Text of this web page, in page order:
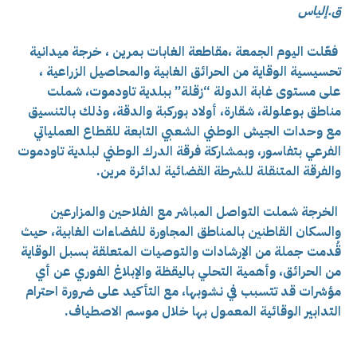
ق.إلياس
فعّلت اليوم الجمعة ،مقاطعة الغابات بمرين ، خرجة ميدانية
تحسيسية الوقاية من الحرائق الغابية والمحاصيل الزراعية ،
على مستوى غابة الدولة “زقلة” ببلدية تاودموت، شملت
مناطق بوعلولة، شقارة، أولاد بوركبة والدقة، وذلك بالتنسيق
مع وحدات الجيش الوطني الشعبي التابعة للقطاع العملياتي
الفرعي بتفاسور، وبمشاركة فرقة الدرك الوطني لبلدية تاودموت
والفرقة المتنقلة للشرطة القضائية لدائرة مرين.
الخرجة شملت التواصل المباشر مع الفلاحين والمزارعين
والسكان القاطنين بالمناطق المجاورة للفضاءات الغابية، حيث
قُدمت جملة من الإرشادات والتوصيات المتعلقة بسبل الوقاية
من الحرائق، وأهمية التحلي باليقظة والإبلاغ الفوري عن أي
مؤشرات قد تتسبب في نشوبها، مع التأكيد على ضرورة احترام
التدابير الوقائية المعمول بها خلال موسم الاصطياف.